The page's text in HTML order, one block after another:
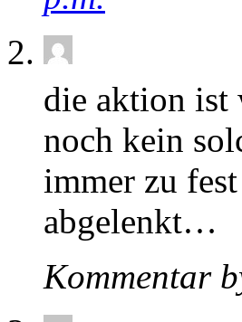
die aktion
noch kein
immer zu
abgelenkt…
Kommentar